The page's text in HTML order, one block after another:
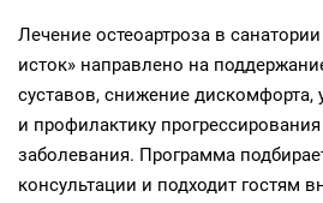
Лечение остеоартроза в
исток» направлено на
суставов, снижение
и профилактику
заболевания. Программа
консультации и подходит гостям